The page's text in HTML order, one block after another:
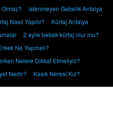
Olmaz?
istenmeyen Gebelik Antalya
Nasıl Yapılır?
Kürtaj Antalya
2 aylık bebek kürtaj olur mu?
Ne Yapmalı?
Nelere Dikkat Etmeliyiz?
Nedir?
Kasık Neresi Kız?